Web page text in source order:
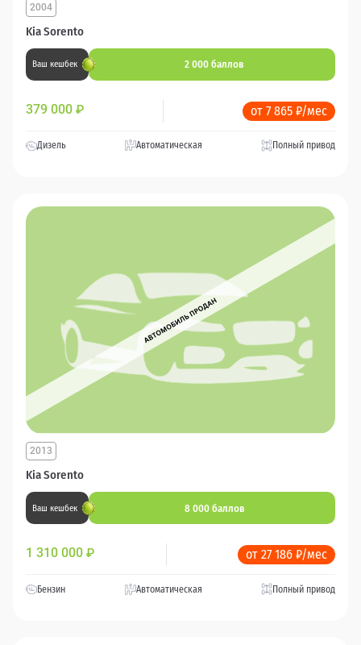
Kia Sorento
2004
Ваш кешбек 2 000 баллов
379 000 ₽ от 7 865 ₽/мес
Дизель Автоматическая Полный привод
Kia Sorento
2013
Ваш кешбек 8 000 баллов
1 310 000 ₽ от 27 186 ₽/мес
Бензин Автоматическая Полный привод